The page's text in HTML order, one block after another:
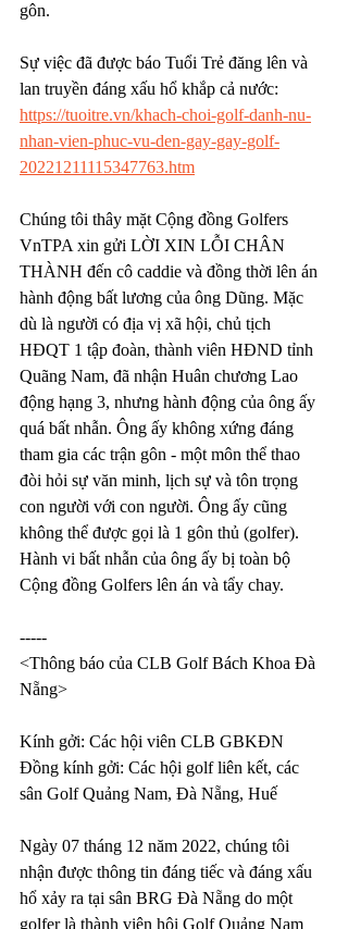
gôn.
Sự việc đã được báo Tuổi Trẻ đăng lên và
lan truyền đáng xấu hổ khắp cả nước:
https://tuoitre.vn/khach-choi-golf-danh-nu-
nhan-vien-phuc-vu-den-gay-gay-golf-
20221211115347763.htm
Chúng tôi thây mặt Cộng đồng Golfers
VnTPA xin gửi LỜI XIN LỖI CHÂN
THÀNH đến cô caddie và đồng thời lên án
hành động bất lương của ông Dũng. Mặc
dù là người có địa vị xã hội, chủ tịch
HĐQT 1 tập đoàn, thành viên HĐND tỉnh
Quãng Nam, đã nhận Huân chương Lao
động hạng 3, nhưng hành động của ông ấy
quá bất nhẫn. Ông ấy không xứng đáng
tham gia các trận gôn - một môn thể thao
đòi hỏi sự văn minh, lịch sự và tôn trọng
con người với con người. Ông ấy cũng
không thể được gọi là 1 gôn thủ (golfer).
Hành vi bất nhẫn của ông ấy bị toàn bộ
Cộng đồng Golfers lên án và tẩy chay.
-----
<Thông báo của CLB Golf Bách Khoa Đà
Nẵng>
Kính gởi: Các hội viên CLB GBKĐN
Đồng kính gởi: Các hội golf liên kết, các
sân Golf Quảng Nam, Đà Nẵng, Huế
Ngày 07 tháng 12 năm 2022, chúng tôi
nhận được thông tin đáng tiếc và đáng xấu
hổ xảy ra tại sân BRG Đà Nẵng do một
golfer là thành viên hội Golf Quảng Nam